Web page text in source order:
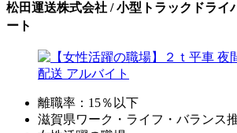
松田運送株式会社 / 小型トラックドライ
ート
離職率：15％以下
滋賀県ワーク・ライフ・バランス